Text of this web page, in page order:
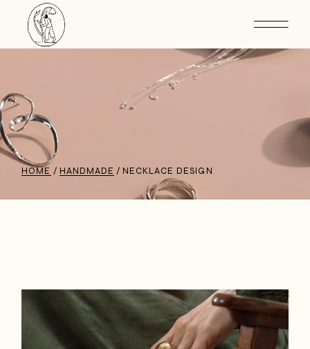
HOME HANDMADE NECKLACE DESIGN